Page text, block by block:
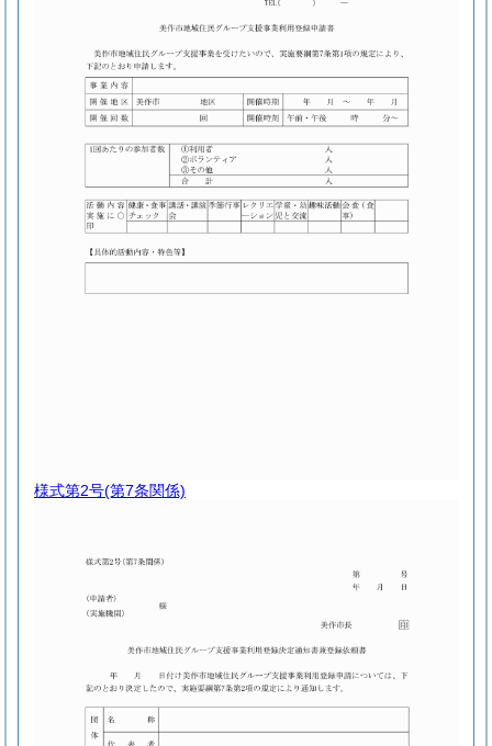
様式第2号(第7条関係)